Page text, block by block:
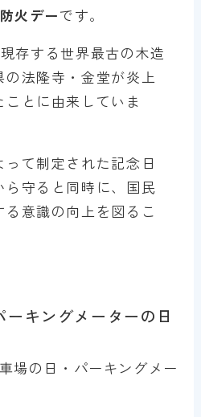
火デーです。
存する世界最古の木造
法隆寺・金堂が炎上
とに由来していま
て制定された記念日
ら守ると同時に、国民
意識の向上を図るこ
キングメーターの日